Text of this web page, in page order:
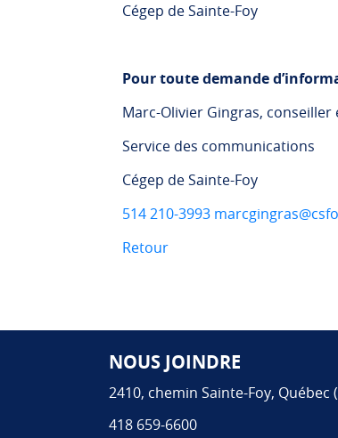
Cégep de Sainte-Foy
Pour toute demande
Marc-Olivier Gingras,
Service des communications
Cégep de Sainte-Foy
514 210-3993
Retour
Pied de page
NOUS JOINDRE
2410, chemin Sainte-Foy, Québec
418 659-6600